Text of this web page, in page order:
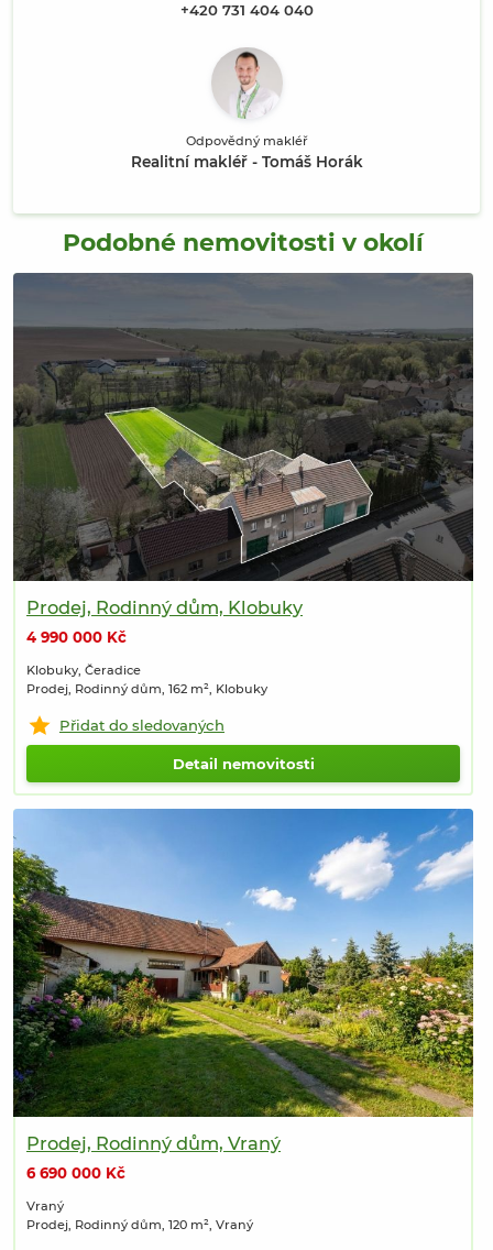
+420 731 404 040
Odpovědný makléř
Realitní makléř - Tomáš Horák
Podobné nemovitosti v okolí
Prodej, Rodinný dům, Klobuky
4 990 000 Kč
Klobuky, Čeradice
Prodej, Rodinný dům, 162 m², Klobuky
Přidat do sledovaných
Detail nemovitosti
Prodej, Rodinný dům, Vraný
6 690 000 Kč
Vraný
Prodej, Rodinný dům, 120 m², Vraný